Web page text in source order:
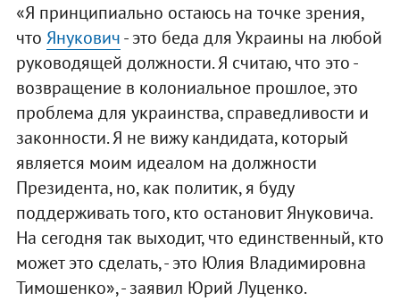
«Я принципиально остаюсь на точке зрения,
что Янукович- это беда для Украины на любой
руководящей должности. Я считаю, что это -
возвращение в колониальное прошлое, это
проблема для украинства, справедливости и
законности. Я не вижу кандидата, который
является моим идеалом на должности
Президента, но, как политик, я буду
поддерживать того, кто остановит Януковича.
На сегодня так выходит, что единственный, кто
может это сделать, - это Юлия Владимировна
Тимошенко», - заявил Юрий Луценко.